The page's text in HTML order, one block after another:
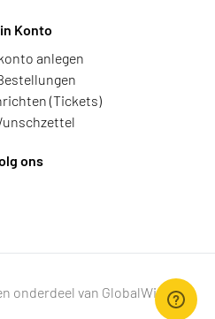
Konto
anlegen
(Tickets)
ons
onderdeel van GlobalWire B.V.